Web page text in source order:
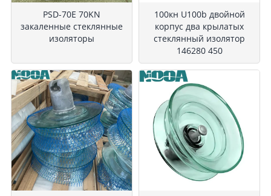
PSD-70E 70KN
закаленные стеклянные
изоляторы
100кн U100b двойной
корпус два крылатых
стеклянный изолятор
146280 450